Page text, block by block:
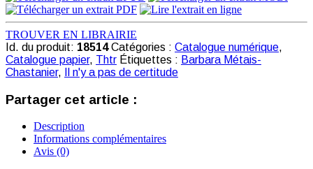
TROUVER EN LIBRAIRIE
Id. du produit: 18514 Catégories : Catalogue numérique,
Catalogue papier, Thtr Étiquettes : Barbara Métais-
Chastanier, Il n'y a pas de certitude
Partager cet article :
Description
Informations complémentaires
Avis (0)